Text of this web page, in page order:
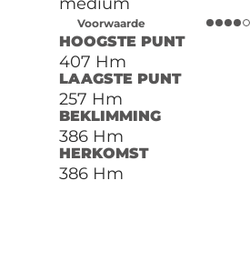
Voorwaarde
HOOGSTE PUNT
407 Hm
LAAGSTE PUNT
257 Hm
BEKLIMMING
386 Hm
HERKOMST
386 Hm